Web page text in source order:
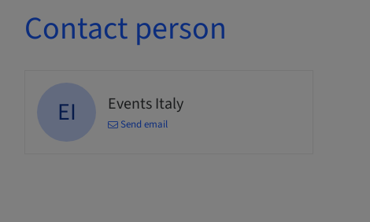
Contact person
EI Events Italy
Send email